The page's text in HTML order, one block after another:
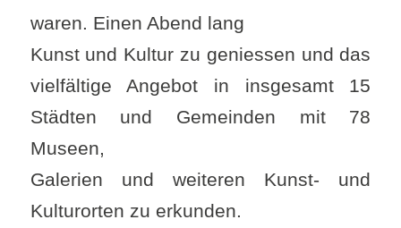
waren. Einen Abend lang
Kunst und Kultur zu geniessen und das
vielfältige Angebot in insgesamt 15
Städten und Gemeinden mit 78
Museen,
Galerien und weiteren Kunst- und
Kulturorten zu erkunden.